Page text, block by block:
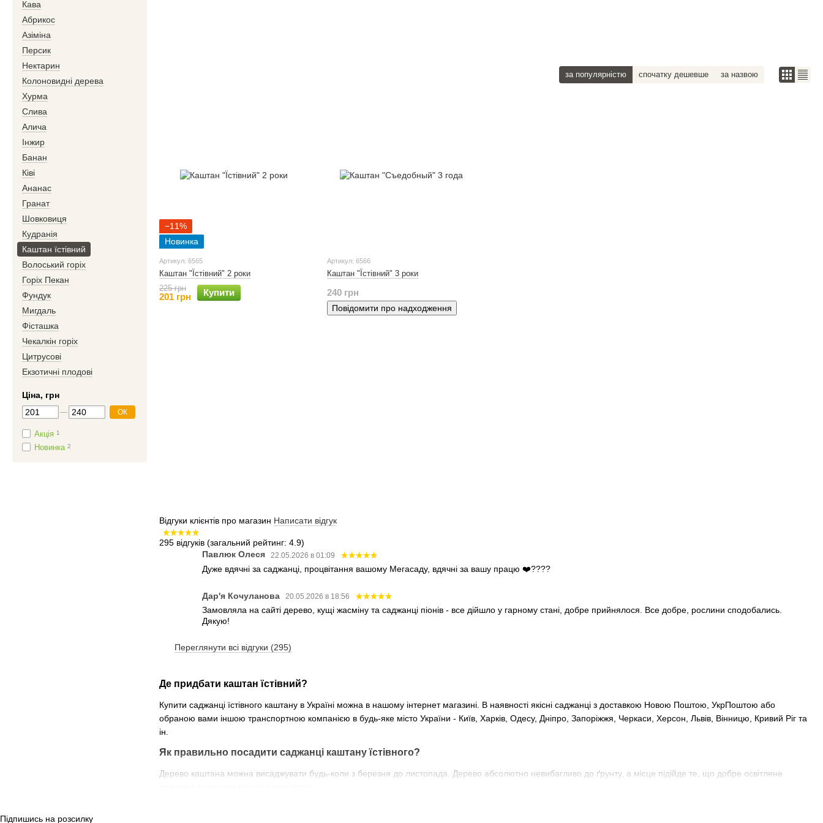
Де придбати каштан їстівний?
Купити саджанці їстівного каштану в Україні можна в нашому інтернет магазині. В наявності якісні саджанці з доставкою Новою Поштою, УкрПоштою або
обраною вами іншою транспортною компанією в будь-яке місто України - Київ, Харків, Одесу, Дніпро, Запоріжжя, Черкаси, Херсон, Львів, Вінницю, Кривий Ріг та
ін.
Як правильно посадити саджанці каштану їстівного?
Дерево каштана можна висаджувати будь-коли з березня до листопада. Дерево абсолютно невибагливо до ґрунту, а місце підійде те, що добре освітлене
за популярністю спочатку дешевше за назвою
−11%
Новинка
Артикул: 6565
Каштан "Їстівний" 2 роки
225 грн
201 грн Купити
Артикул: 6566
Каштан "Їстівний" 3 роки
240 грн
Повідомити про надходження
Відгуки клієнтів про магазин Написати відгук
295 відгуків (загальний рейтинг: 4.9)
Павлюк Олеся
22.05.2026 в 01:09
Дуже вдячні за саджанці, процвітання вашому Мегасаду, вдячні за вашу працю ❤️????
Дар'я Кочуланова 20.05.2026 в 18:56
Замовляла на сайті дерево, кущі жасміну та саджанці піонів - все дійшло у гарному стані, добре прийнялося. Все добре, рослини сподобались.
Дякую!
Переглянути всі відгуки (295)
Кава
Абрикос
Азіміна
Персик
Нектарин
Колоновидні дерева
Хурма
Слива
Алича
Інжир
Банан
Ківі
Ананас
Гранат
Шовковиця
Кудранія
Каштан їстівний
Волоський горіх
Горіх Пекан
Фундук
Мигдаль
Фісташка
Чекалкін горіх
Цитрусові
Екзотичні плодові
Ціна, грн
ОК
Акція 1
Новинка 2
Підпишись на розсилку